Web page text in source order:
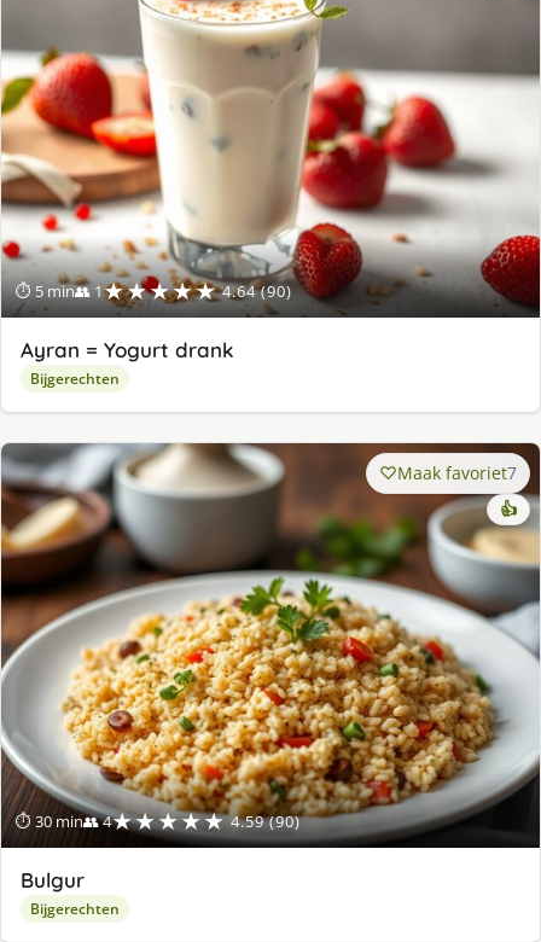
⏱ 5 min👥 1★★★★★ 4.64 (90)
Ayran = Yogurt drank
Bijgerechten
⏱ 30 min👥 4★★★★★ 4.59 (90)
Maak favoriet7
👍
Bulgur
Bijgerechten